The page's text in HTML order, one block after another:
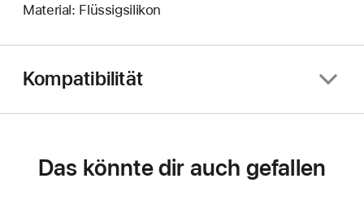
Material: Flüssigsilikon
Kompatibilität
Das könnte dir auch gefallen